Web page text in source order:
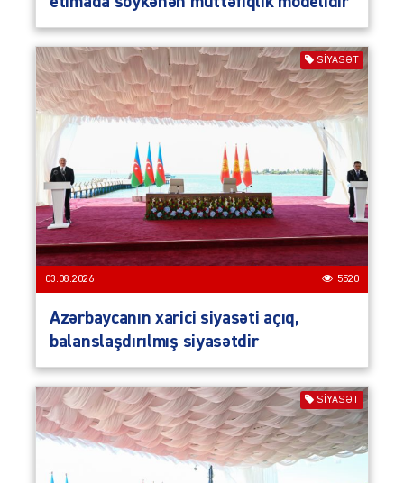
SIYASƏT
03.08.2026 5520
Azərbaycanın xarici siyasəti açıq,
balanslaşdırılmış siyasətdir
SIYASƏT